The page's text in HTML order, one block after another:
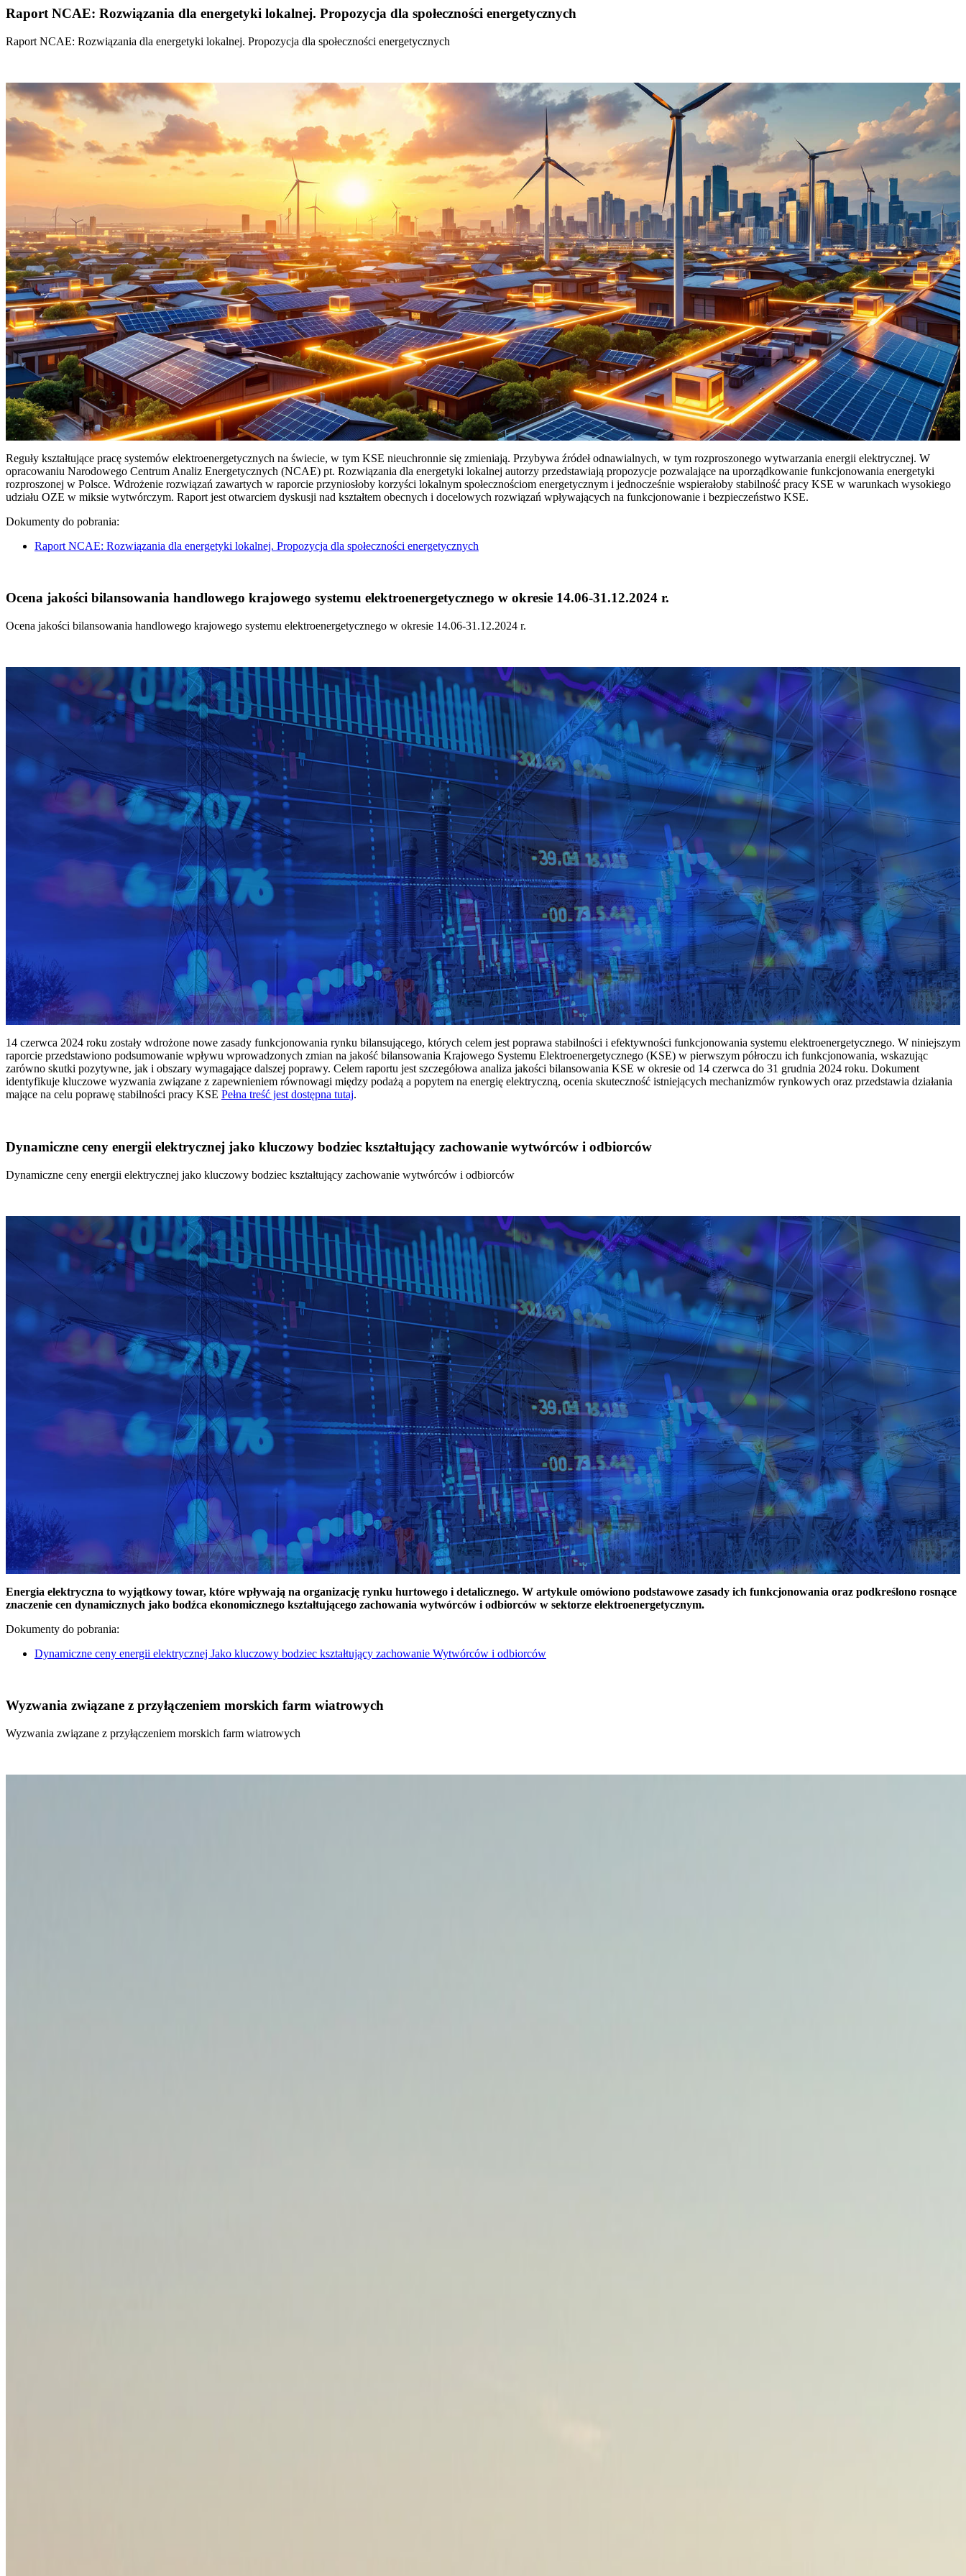
Raport NCAE: Rozwiązania dla energetyki lokalnej. Propozycja dla społeczności energetycznych
Raport NCAE: Rozwiązania dla energetyki lokalnej. Propozycja dla społeczności energetycznych
Reguły kształtujące pracę systemów elektroenergetycznych na świecie, w tym KSE nieuchronnie się zmieniają. Przybywa źródeł odnawialnych, w tym rozproszonego wytwarzania energii elektrycznej. W
opracowaniu Narodowego Centrum Analiz Energetycznych (NCAE) pt. Rozwiązania dla energetyki lokalnej autorzy przedstawiają propozycje pozwalające na uporządkowanie funkcjonowania energetyki
rozproszonej w Polsce. Wdrożenie rozwiązań zawartych w raporcie przyniosłoby korzyści lokalnym społecznościom energetycznym i jednocześnie wspierałoby stabilność pracy KSE w warunkach wysokiego
udziału OZE w miksie wytwórczym. Raport jest otwarciem dyskusji nad kształtem obecnych i docelowych rozwiązań wpływających na funkcjonowanie i bezpieczeństwo KSE.
Dokumenty do pobrania:
Raport NCAE: Rozwiązania dla energetyki lokalnej. Propozycja dla społeczności energetycznych
Ocena jakości bilansowania handlowego krajowego systemu elektroenergetycznego w okresie 14.06-31.12.2024 r.
Ocena jakości bilansowania handlowego krajowego systemu elektroenergetycznego w okresie 14.06-31.12.2024 r.
14 czerwca 2024 roku zostały wdrożone nowe zasady funkcjonowania rynku bilansującego, których celem jest poprawa stabilności i efektywności funkcjonowania systemu elektroenergetycznego. W niniejszym
raporcie przedstawiono podsumowanie wpływu wprowadzonych zmian na jakość bilansowania Krajowego Systemu Elektroenergetycznego (KSE) w pierwszym półroczu ich funkcjonowania, wskazując
zarówno skutki pozytywne, jak i obszary wymagające dalszej poprawy. Celem raportu jest szczegółowa analiza jakości bilansowania KSE w okresie od 14 czerwca do 31 grudnia 2024 roku. Dokument
identyfikuje kluczowe wyzwania związane z zapewnieniem równowagi między podażą a popytem na energię elektryczną, ocenia skuteczność istniejących mechanizmów rynkowych oraz przedstawia działania
mające na celu poprawę stabilności pracy KSE Pełna treść jest dostępna tutaj.
Dynamiczne ceny energii elektrycznej jako kluczowy bodziec kształtujący zachowanie wytwórców i odbiorców
Dynamiczne ceny energii elektrycznej jako kluczowy bodziec kształtujący zachowanie wytwórców i odbiorców
Energia elektryczna to wyjątkowy towar, które wpływają na organizację rynku hurtowego i detalicznego. W artykule omówiono podstawowe zasady ich funkcjonowania oraz podkreślono rosnące
znaczenie cen dynamicznych jako bodźca ekonomicznego kształtującego zachowania wytwórców i odbiorców w sektorze elektroenergetycznym.
Dokumenty do pobrania:
Dynamiczne ceny energii elektrycznej Jako kluczowy bodziec kształtujący zachowanie Wytwórców i odbiorców
Wyzwania związane z przyłączeniem morskich farm wiatrowych
Wyzwania związane z przyłączeniem morskich farm wiatrowych